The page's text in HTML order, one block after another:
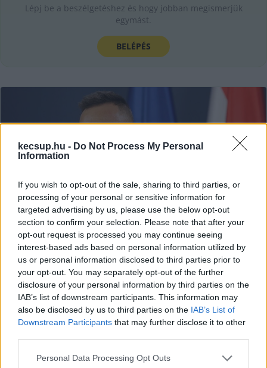
kecsup.hu - Do Not Process My Personal
Information
If you wish to opt-out of the sale, sharing to third parties, or
processing of your personal or sensitive information for
targeted advertising by us, please use the below opt-out
section to confirm your selection. Please note that after your
opt-out request is processed you may continue seeing
interest-based ads based on personal information utilized by
us or personal information disclosed to third parties prior to
your opt-out. You may separately opt-out of the further
disclosure of your personal information by third parties on the
IAB’s list of downstream participants. This information may
also be disclosed by us to third parties on the IAB’s List of
Downstream Participants that may further disclose it to other
Please note that this website/app uses one or more Google
Personal Data Processing Opt Outs
Lépj be a beszélgetéshez és hogy jobban megismerjük
egymást.
BELÉPÉS
Negyven milliárdból épül a második
európai Nissin Foods gyártóüzem
Kecskeméten
Szijjártó Péter külgazdasági és külügyminiszter pénteken
Budapesten jelentette be, hogy az instant ételek
gyártásával foglalkozó japán Nissin Foods a